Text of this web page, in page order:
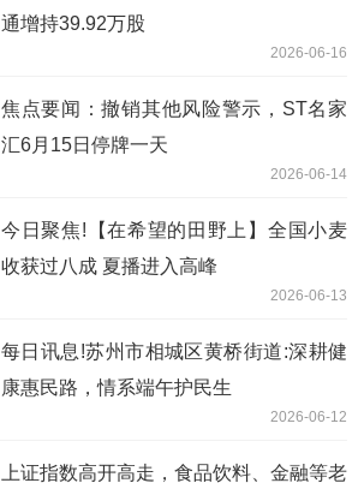
通增持39.92万股
2026-06-16
焦点要闻：撤销其他风险警示，ST名家
汇6月15日停牌一天
2026-06-14
今日聚焦!【在希望的田野上】全国小麦
收获过八成 夏播进入高峰
2026-06-13
每日讯息!苏州市相城区黄桥街道:深耕健
康惠民路，情系端午护民生
2026-06-12
上证指数高开高走，食品饮料、金融等老